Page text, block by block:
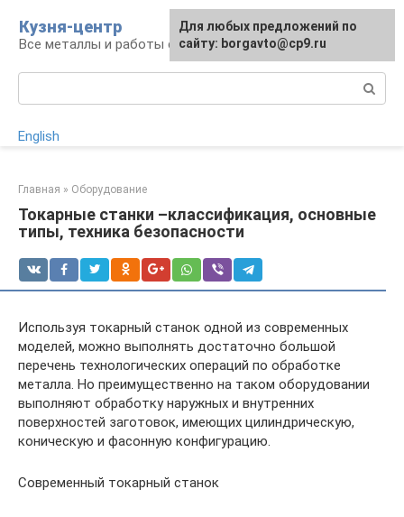
контенту
Кузня-центр
Все металлы и работы с ними
English
Главная » Оборудование
Токарные станки –классификация, основные
типы, техника безопасности
Используя токарный станок одной из современных
моделей, можно выполнять достаточно большой
перечень технологических операций по обработке
металла. Но преимущественно на таком оборудовании
выполняют обработку наружных и внутренних
поверхностей заготовок, имеющих цилиндрическую,
коническую и фасонную конфигурацию.
Современный токарный станок
Для любых предложений по
сайту: borgavto@cp9.ru